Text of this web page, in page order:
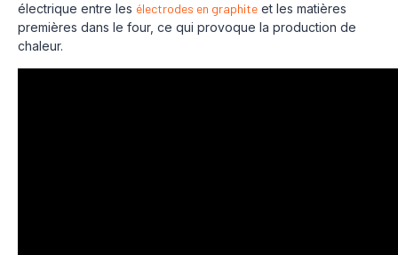
électrique entre les électrodes en graphite et les matières
premières dans le four, ce qui provoque la production de
chaleur.